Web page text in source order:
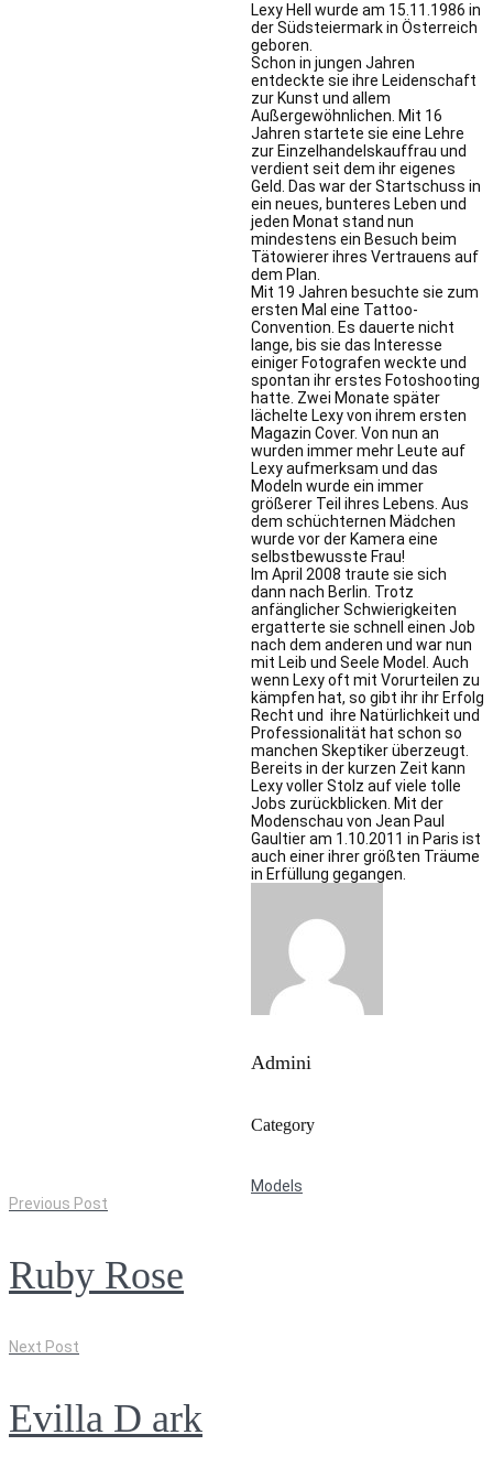
Lexy Hell wurde am 15.11.1986 in
der Südsteiermark in Österreich
geboren.
Schon in jungen Jahren
entdeckte sie ihre Leidenschaft
zur Kunst und allem
Außergewöhnlichen. Mit 16
Jahren startete sie eine Lehre
zur Einzelhandelskauffrau und
verdient seit dem ihr eigenes
Geld. Das war der Startschuss in
ein neues, bunteres Leben und
jeden Monat stand nun
mindestens ein Besuch beim
Tätowierer ihres Vertrauens auf
dem Plan.
Mit 19 Jahren besuchte sie zum
ersten Mal eine Tattoo-
Convention. Es dauerte nicht
lange, bis sie das Interesse
einiger Fotografen weckte und
spontan ihr erstes Fotoshooting
hatte. Zwei Monate später
lächelte Lexy von ihrem ersten
Magazin Cover. Von nun an
wurden immer mehr Leute auf
Lexy aufmerksam und das
Modeln wurde ein immer
größerer Teil ihres Lebens. Aus
dem schüchternen Mädchen
wurde vor der Kamera eine
selbstbewusste Frau!
Im April 2008 traute sie sich
dann nach Berlin. Trotz
anfänglicher Schwierigkeiten
ergatterte sie schnell einen Job
nach dem anderen und war nun
mit Leib und Seele Model. Auch
wenn Lexy oft mit Vorurteilen zu
kämpfen hat, so gibt ihr ihr Erfolg
Recht und ihre Natürlichkeit und
Professionalität hat schon so
manchen Skeptiker überzeugt.
Bereits in der kurzen Zeit kann
Lexy voller Stolz auf viele tolle
Jobs zurückblicken. Mit der
Modenschau von Jean Paul
Gaultier am 1.10.2011 in Paris ist
auch einer ihrer größten Träume
in Erfüllung gegangen.
Admini
Category
Models
Previous Post
Ruby Rose
Next Post
Evilla D ark